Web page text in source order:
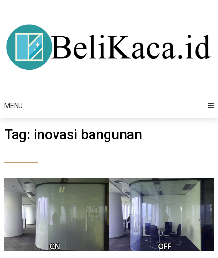
content
MENU
Tag: inovasi bangunan